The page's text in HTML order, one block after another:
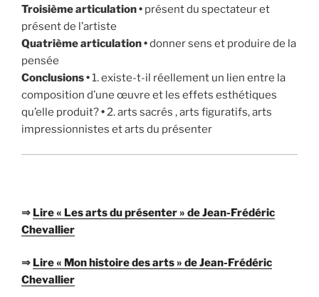
Troisième articulation • présent du spectateur et
présent de l’artiste
Quatrième articulation •donner sens et produire de la
pensée
Conclusions •1. existe-t-il réellement un lien entre la
composition d’une œuvre et les effets esthétiques
qu’elle produit?•2. arts sacrés , arts figuratifs, arts
impressionnistes et arts du présenter
⇒ Lire « Les arts du présenter » de Jean-Frédéric
Chevallier
⇒ Lire « Mon histoire des arts » de Jean-Frédéric
Chevallier